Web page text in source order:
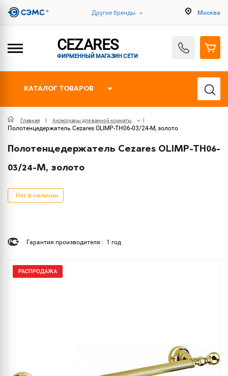
Другие бренды Москва
CEZARES
ФИРМЕННЫЙ МАГАЗИН СЕТИ
КАТАЛОГ ТОВАРОВ
Главная Аксессуары для ванной комнаты
Полотенцедержатель Cezares OLIMP-TH06-03/24-M, золото
Полотенцедержатель Cezares OLIMP-TH06-
03/24-M, золото
Нет в наличии
Гарантия производителя : 1 год
РАСПРОДАЖА